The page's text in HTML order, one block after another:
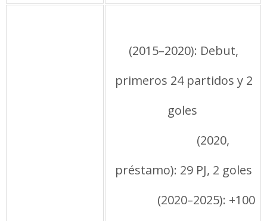
(2015–2020): Debut,
primeros 24 partidos y 2
goles
(2020,
préstamo): 29 PJ, 2 goles
(2020–2025): +100